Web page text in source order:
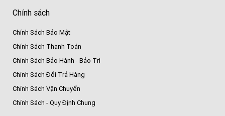
Chính sách
Chính Sách Bảo Mật
Chính Sách Thanh Toán
Chính Sách Bảo Hành - Bảo Trì
Chính Sách Đổi Trả Hàng
Chính Sách Vận Chuyển
Chính Sách - Quy Định Chung